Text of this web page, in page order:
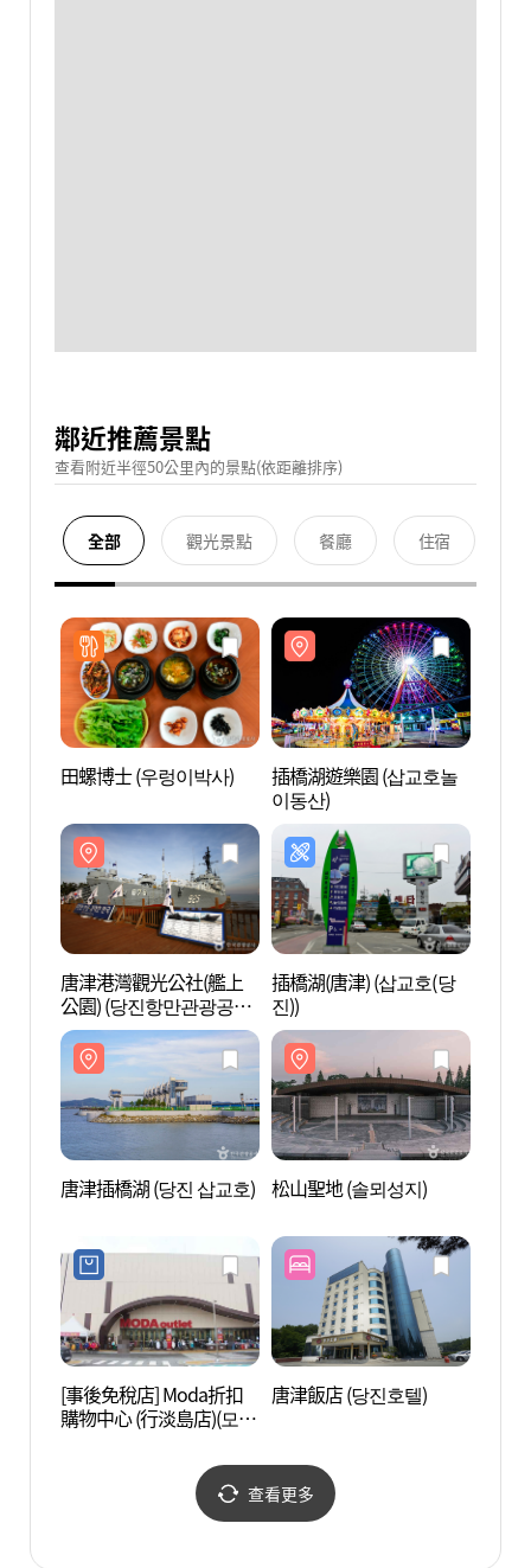
鄰近推薦景點
查看附近半徑50公里內的景點(依距離排序)
全部 觀光景點 餐廳 住宿
田螺博士 (우렁이박사)
插橋湖遊樂園 (삽교호놀
이동산)
唐津港灣觀光公社(艦上
公園) (당진항만관광공사
(함상공원))
插橋湖(唐津) (삽교호(당
진))
唐津插橋湖 (당진 삽교호) 松山聖地 (솔뫼성지)
[事後免稅店] Moda折扣
購物中心 (行淡島店)(모다
唐津飯店 (당진호텔)
查看更多